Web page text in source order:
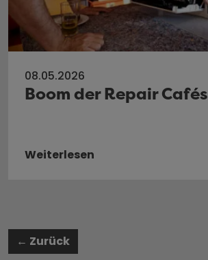
08.05.2026
Boom der Repair Cafés
Weiterlesen
← Zurück